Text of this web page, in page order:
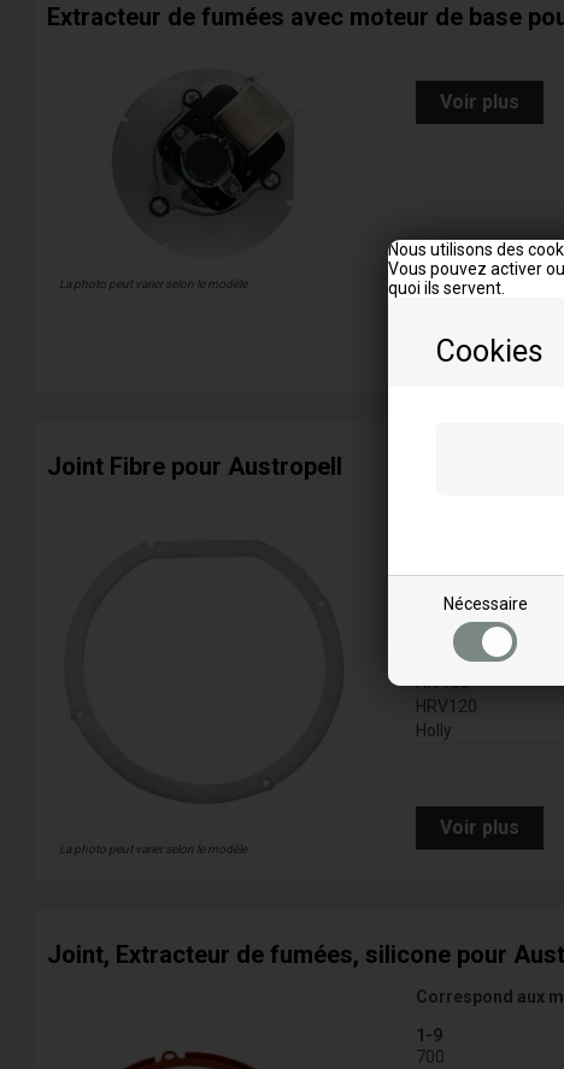
Cookies
Nous utilisons des
Vous pouvez activer
quoi ils servent.
Nécessaire
Extracteur de fumées avec moteur de base
La photo peut varier selon le modèle
Voir plus
Joint Fibre pour Austropell
La photo peut varier selon le modèle
HR 100
HRV120
Holly
Voir plus
Joint, Extracteur de fumées, silicone pour
Correspond aux
1-9
700